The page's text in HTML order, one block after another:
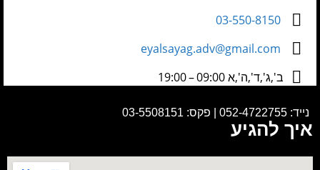
03-550-8150
eyalsayag.adv@gmail.com
ב',ג',ד',ה',א 09:00 – 19:00
נייד: 052-4722755 פקס: 03-5508151
איך להגיע